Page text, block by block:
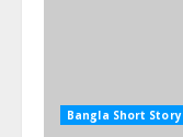
Bangla Short Story